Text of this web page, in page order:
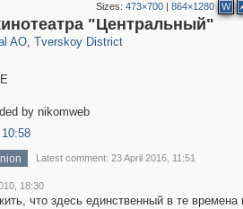
Sizes: 473×700| 864×1280 W
"Центральный"
AO, Tverskoy District
53,052 2,283
by nikomweb
Latest comment: 23 April 2016, 11:51
18:30
что здесь единственный в те времена